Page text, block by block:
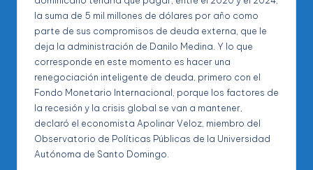
la suma de 5 mil millones de dólares por año como
parte de sus compromisos de deuda externa, que le
deja la administración de Danilo Medina. Y lo que
corresponde en este momento es hacer una
renegociación inteligente de deuda, primero con el
Fondo Monetario Internacional, porque los factores de
la recesión y la crisis global se van a mantener,
declaró el economista Apolinar Veloz, miembro del
Observatorio de Políticas Públicas de la Universidad
Autónoma de Santo Domingo.